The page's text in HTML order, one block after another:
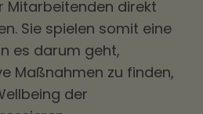
Mitarbeitenden direkt
Sie spielen somit eine
es darum geht,
Maßnahmen zu finden,
der